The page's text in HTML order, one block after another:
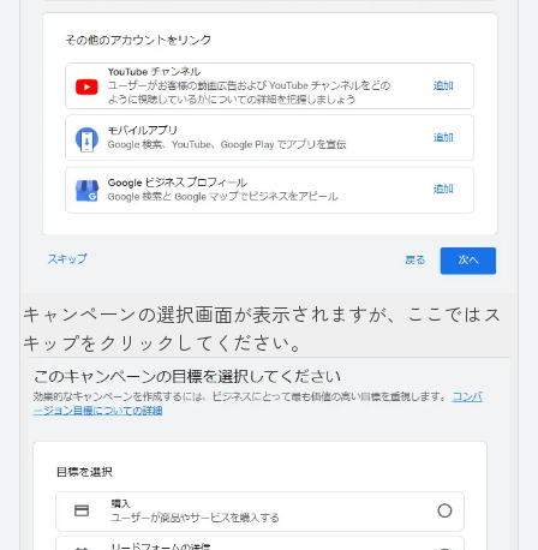
キャンペーンの選択画面が表示されますが、ここではス
キップをクリックしてください。